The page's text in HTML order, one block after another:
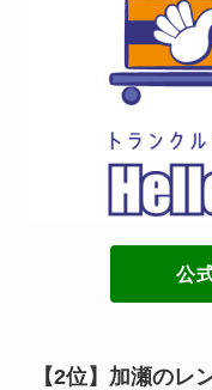
公
【2位】加瀬のレ